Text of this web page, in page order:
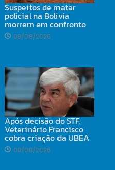
Suspeitos de matar
policial na Bolívia
morrem em confronto
08/08/2026
Após decisão do STF,
Veterinário Francisco
cobra criação da UBEA
08/08/2026